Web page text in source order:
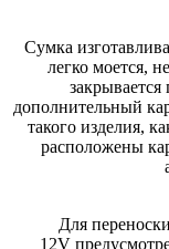
Сумка
легко моется,
дополнительный
такого изделия,
расположены
Для
12V